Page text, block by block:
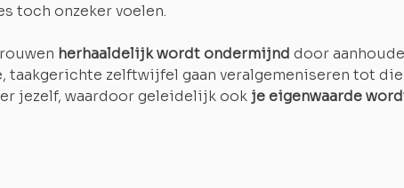
toch onzeker voelen.
herhaaldelijk wordt ondermijnd door
taakgerichte zelftwijfel gaan veralgemeniseren tot
jezelf, waardoor geleidelijk ook je eigenwaarde